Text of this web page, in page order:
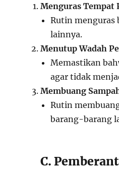
Menguras Tempat
Rutin menguras
lainnya.
Menutup Wadah
Memastikan
agar tidak
Membuang
Rutin
barang-barang
C.